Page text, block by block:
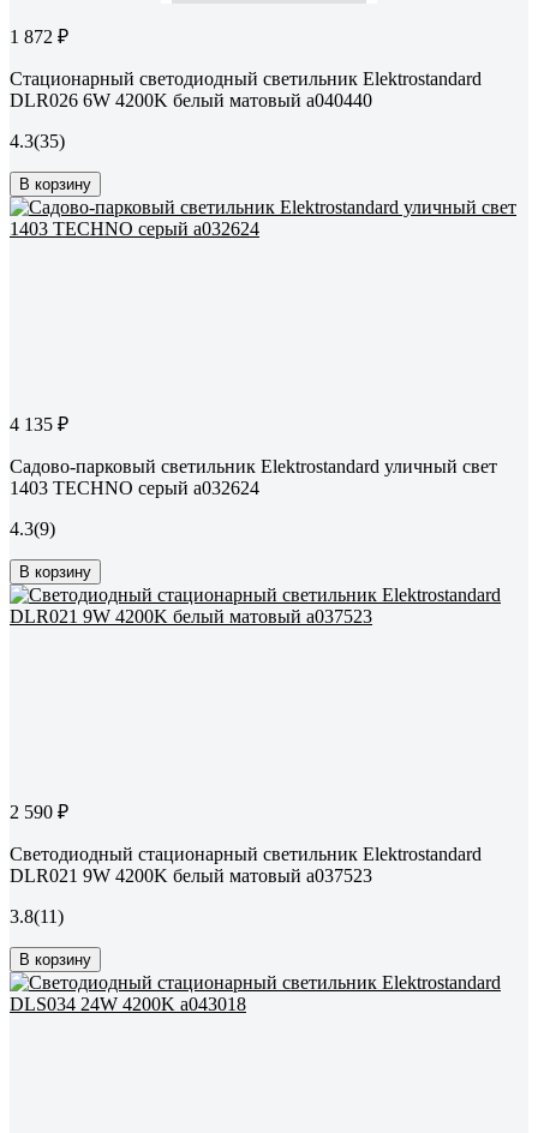
1 872 ₽
Стационарный светодиодный светильник Elektrostandard
DLR026 6W 4200K белый матовый a040440
4.3(35)
В корзину
4 135 ₽
Садово-парковый светильник Elektrostandard уличный свет
1403 TECHNO серый a032624
4.3(9)
В корзину
2 590 ₽
Светодиодный стационарный светильник Elektrostandard
DLR021 9W 4200K белый матовый a037523
3.8(11)
В корзину